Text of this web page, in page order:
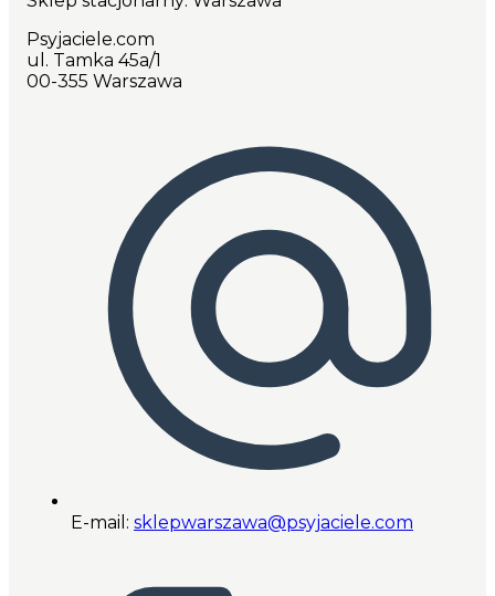
Psyjaciele.com
ul. Tamka 45a/1
00-355 Warszawa
E-mail: sklepwarszawa@psyjaciele.com